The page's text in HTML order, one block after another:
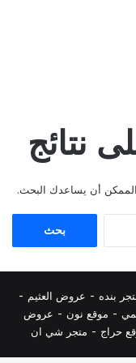
نتائج
الممكن أن يساعدك البحث.
بنده - عروض العثيم -
- موقع نون - عروض
حراج - متجر شي ان